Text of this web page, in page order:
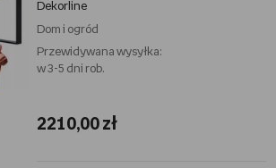
Dekorline
Dom i ogród
Przewidywana wysyłka:
w 3-5 dni rob.
2210,00 zł